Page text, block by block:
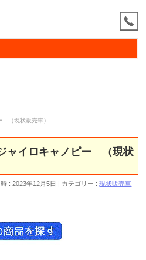
（現状販売車）
ャイロキャノピー （現状
: 2023年12月5日 カテゴリー :現状販売車